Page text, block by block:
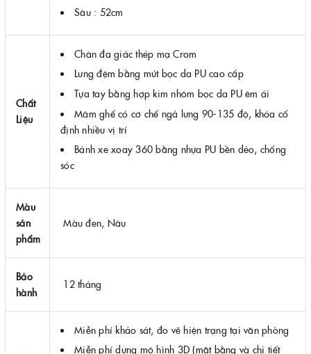
Sâu : 52cm
Chất
Liệu
Chân đa giác thép mạ Crom
Lưng đệm bằng mút bọc da PU cao cấp
Tựa tay bằng hợp kim nhôm bọc da PU êm ái
Mâm ghế có cơ chế ngả lưng 90-135 độ, khóa cố
định nhiều vị trí
Bánh xe xoay 360 bằng nhựa PU bền dẻo, chống
sóc
Màu
sản
phẩm
Màu đen, Nâu
Bảo
hành
12 tháng
Miễn phí khảo sát, đo vẽ hiện trạng tại văn phòng
Miễn phí dựng mô hình 3D (mặt bằng và chi tiết